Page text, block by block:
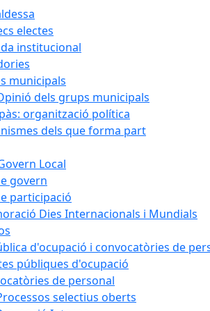
electes
institucional
municipals
dels grups municipals
organització política
dels que forma part
Local
govern
participació
Dies Internacionals i Mundials
d'ocupació i convocatòries de
públiques d'ocupació
de personal
selectius oberts